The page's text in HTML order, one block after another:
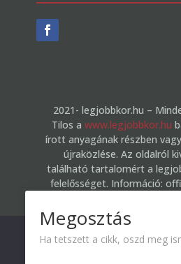
2021- legjobbkor.hu –
Tilos a www.legjobbkor.hu
írott anyagának részben
újraközlése. Az oldalról
található tartalomért a
felelősséget. Információ:
Copyright 2021 © All rights
Megosztás
Ha tetszett a cikk, oszd meg
Kedves Látogató! Tájékoztatjuk,
élmény fokozásának érdekében